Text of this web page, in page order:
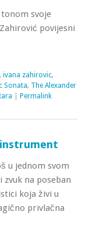
svoje
povijesni
, ivana zahirovic,
Sonata, The Alexander
Permalink
u jednom svom
na poseban
koja živi u
privlačna